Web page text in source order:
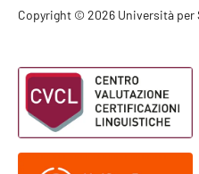
Footer -
Copyright © 2026 Università per
Footer - Loghi